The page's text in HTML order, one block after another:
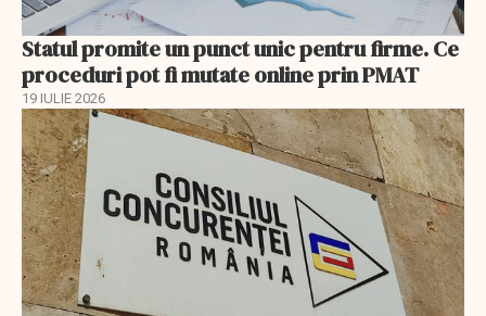
Statul promite un punct unic pentru firme. Ce
proceduri pot fi mutate online prin PMAT
19 IULIE 2026